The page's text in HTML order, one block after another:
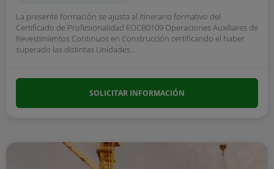
La presente formación se ajusta al itinerario formativo del
Certificado de Profesionalidad EOCB0109 Operaciones Auxiliares de
Revestimientos Continuos en Construcción certificando el haber
superado las distintas Unidades...
SOLICITAR INFORMACIÓN